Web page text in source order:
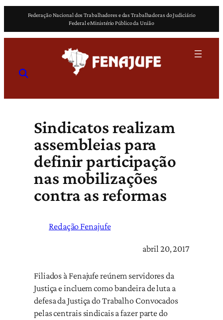
o
Federação Nacional dos Trabalhadores e das Trabalhadoras do Judiciário
Federal e Ministério Público da União
Sindicatos realizam
assembleias para
definir participação
nas mobilizações
contra as reformas
Redação Fenajufe
abril 20, 2017
Filiados à Fenajufe reúnem servidores da
Justiça e incluem como bandeira de luta a
defesa da Justiça do Trabalho Convocados
pelas centrais sindicais a fazer parte do